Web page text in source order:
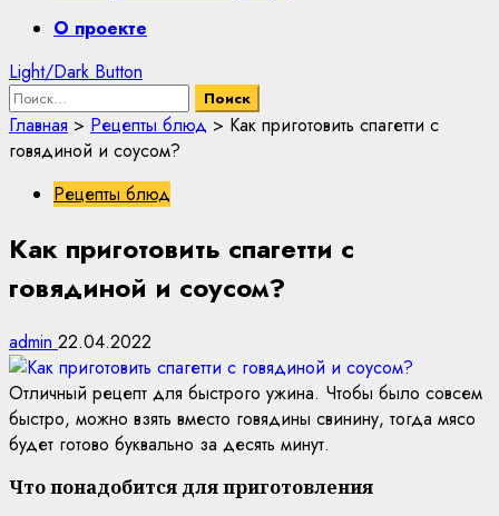
PrimaryО проекте
Light/Dark Button
Найти:
Главная > Рецепты блюд > Как приготовить спагетти с
говядиной и соусом?
Рецепты блюд
Как приготовить спагетти с
говядиной и соусом?
admin 22.04.2022
Отличный рецепт для быстрого ужина. Чтобы было совсем
быстро, можно взять вместо говядины свинину, тогда мясо
будет готово буквально за десять минут.
Что понадобится для приготовления